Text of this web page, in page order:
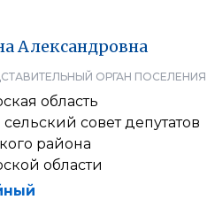
Александровна
ОРГАН ПОСЕЛЕНИЯ
область
совет депутатов
района
области